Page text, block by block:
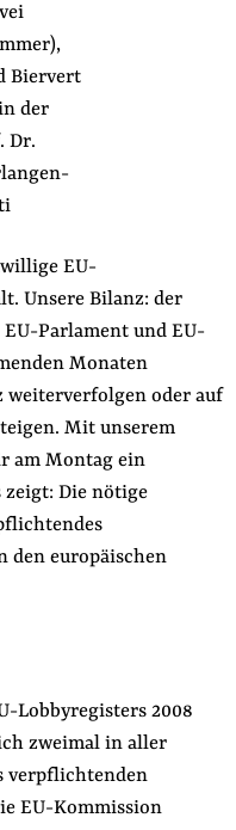
Youtube
Biervert
der
Dr.
EU-
Unsere Bilanz: der
Parlament und EU-
Monaten
weiterverfolgen oder auf
Mit unserem
am Montag ein
Die nötige
den europäischen
Lobbyregisters 2008
zweimal in aller
verpflichtenden
EU-Kommission